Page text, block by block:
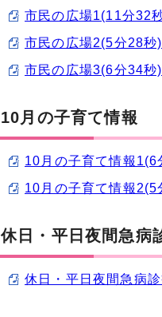
市民の広場1(11分32
市民の広場2(5分28秒
市民の広場3(6分34秒
10月の子育て情報
10月の子育て情報1(6
10月の子育て情報2(5
休日・平日夜間急病
休日・平日夜間急病